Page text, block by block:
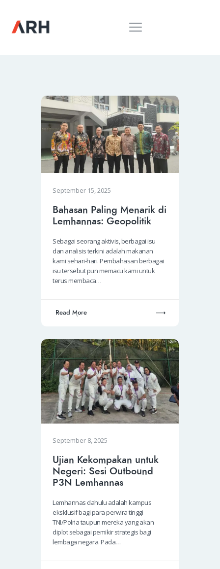
MUH. ARIEF ROSYID
RILIS MEDIA
BUKU
PIDATO
KEBUDAYAAN
KENALAN
September 15, 2025
Bahasan Paling Menarik di
Lemhannas: Geopolitik
Sebagai seorang aktivis, berbagai isu
dan analisis terkini adalah makanan
kami sehari-hari. Pembahasan berbagai
isu tersebut pun memacu kami untuk
terus membaca…
Read More
September 8, 2025
Ujian Kekompakan untuk
Negeri: Sesi Outbound
P3N Lemhannas
Lemhannas dahulu adalah kampus
eksklusif bagi para perwira tinggi
TNI/Polria taupun mereka yang akan
diplot sebagai pemikir strategis bagi
lembaga negara. Pada…